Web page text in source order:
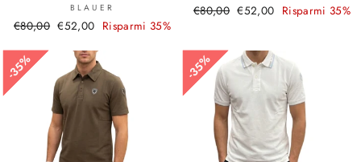
BLAUER
Prezzo
listino
€80,00 Prezzo
€52,00 Risparmi 35%
Prezzo
€80,00 Prezzo
€52,00 Risparmi 35%
35%
35% 35%
35%